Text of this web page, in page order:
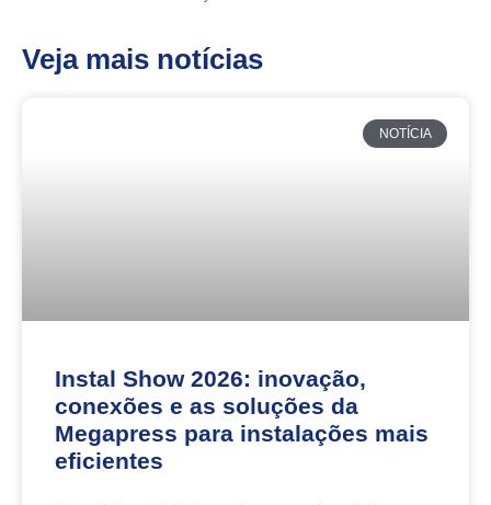
Veja mais notícias
NOTÍCIA
Instal Show 2026: inovação,
conexões e as soluções da
Megapress para instalações mais
eficientes